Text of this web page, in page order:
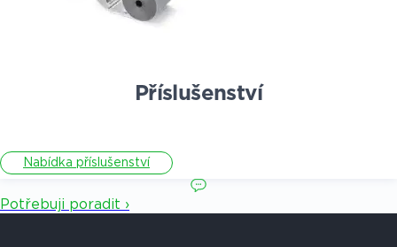
Příslušenství
Nabídka příslušenství
Potřebuji poradit ›